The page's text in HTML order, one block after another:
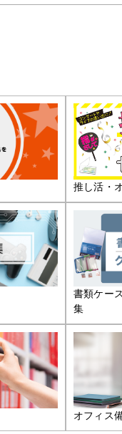
推し活・
書類ケー
集
オフィス